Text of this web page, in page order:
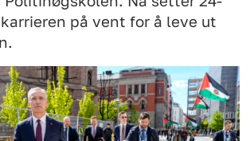
på vent for å leve ut